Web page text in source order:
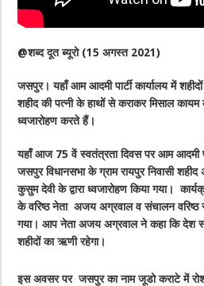
@शब्द दूत ब्यूरो (15 अगस्त 2021)
जसपुर। यहाँ आम आदमी पार्टी कार्यालय में
शहीद की पत्नी के हाथों से कराकर मिसाल
ध्वजारोहण करते हैं।
यहाँ आज 75 वें स्वतंत्रता दिवस पर आम आदमी
जसपुर विधानसभा के ग्राम रायपुर निवासी शहीद
कुसुम देवी के द्वारा ध्वजारोहण किया गया।
के वरिष्ठ नेता अजय अग्रवाल व संचालन वरिष्ठ
गया। आप नेता अजय अग्रवाल ने कहा कि देश
शहीदों का ऋणी रहेगा।
इस अवसर पर जसपुर का नाम जूडो कराटे में